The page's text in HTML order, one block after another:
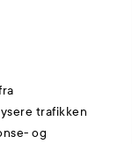
trafikken
og